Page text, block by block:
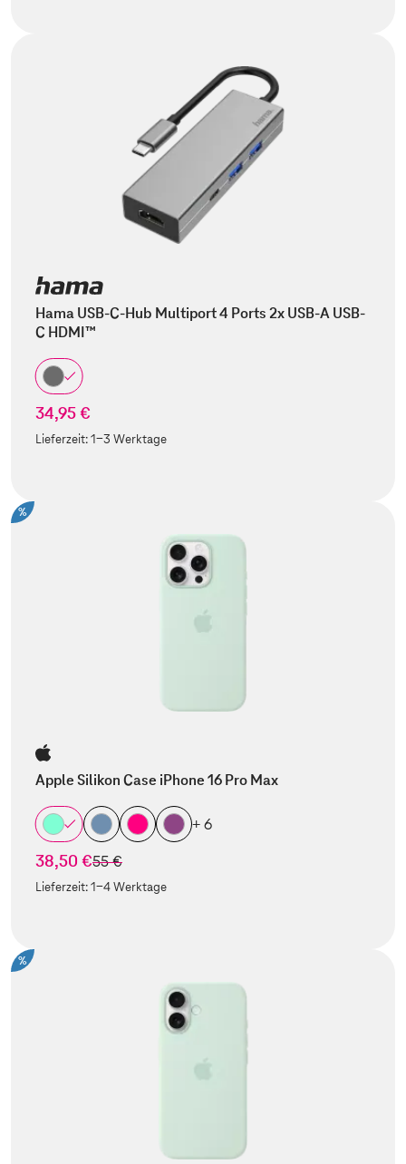
Hama USB-C-Hub Multiport 4 Ports 2x USB-A USB-
C HDMI™
34,95 €
Lieferzeit:1-3 Werktage
%
Apple Silikon Case iPhone 16 Pro Max
+ 6
38,50 €statt
55 €
Lieferzeit:1-4 Werktage
%